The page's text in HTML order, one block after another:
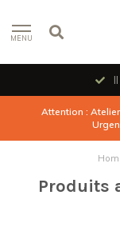
MENU
Attention :
Produits